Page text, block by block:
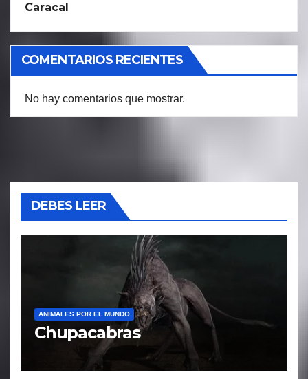
Caracal
COMENTARIOS RECIENTES
No hay comentarios que mostrar.
DEBES LEER
ANIMALES POR EL MUNDO
Chupacabras